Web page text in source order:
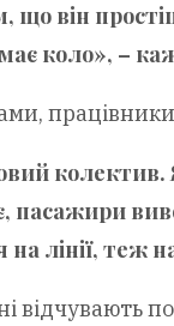
що він
коло», –
пасажири
лінії, теж
відчувають